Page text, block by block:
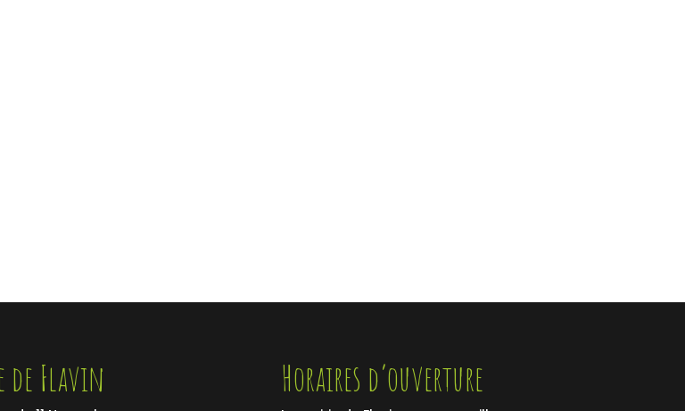
de Flavin Horaires d’ouverture